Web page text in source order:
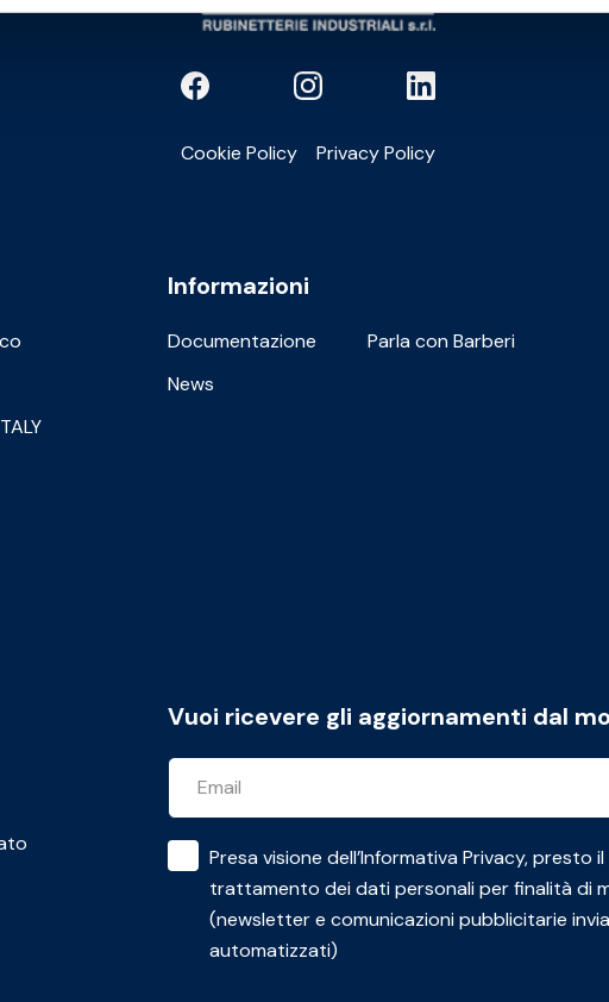
Cookie Policy Privacy Policy
Informazioni
Documentazione
Parla con Barberi
News
Vuoi ricevere gli aggiornamenti dal
Presa visione dell’Informativa Privacy, presto
trattamento dei dati personali per finalità di
(newsletter e comunicazioni pubblicitarie
automatizzati)